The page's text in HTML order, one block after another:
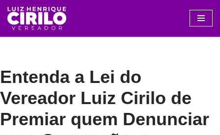
Avançar
para
Entenda a Lei do
Vereador Luiz Cirilo de
Premiar quem Denunciar